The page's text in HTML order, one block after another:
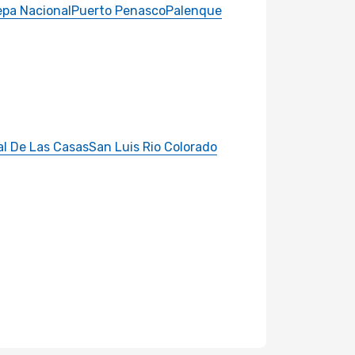
NacionalPuerto PenascoPalenque
De Las CasasSan Luis Rio Colorado